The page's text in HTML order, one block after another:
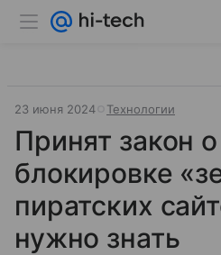
23 июня 2024 Технологии
Принят закон
блокировке
пиратских
нужно знать